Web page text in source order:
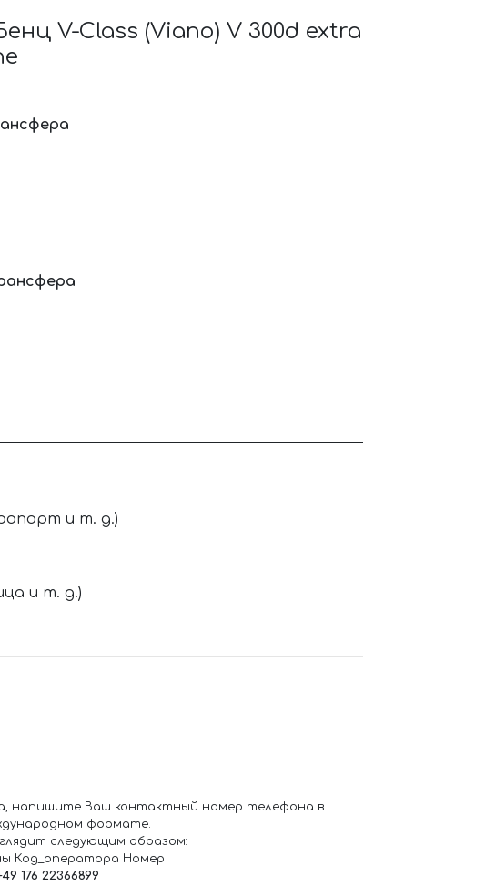
V-Class (Viano) V 300d extra
и т. д.)
и т. д.)
напишите Ваш контактный номер телефона в
формате.
следующим образом:
Код_оператора Номер
176 22366899